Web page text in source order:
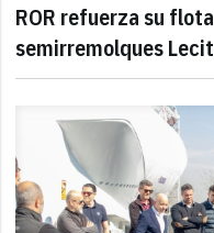
ROR refuerza su
semirremolques